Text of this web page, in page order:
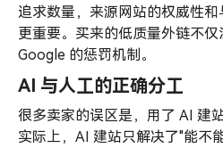
追求数量，来源网站的权威性
更重要。买来的低质量外链不
Google 的惩罚机制。
AI 与人工的正确分工
很多卖家的误区是，用了 AI 建
实际上，AI 建站只解决了"能不